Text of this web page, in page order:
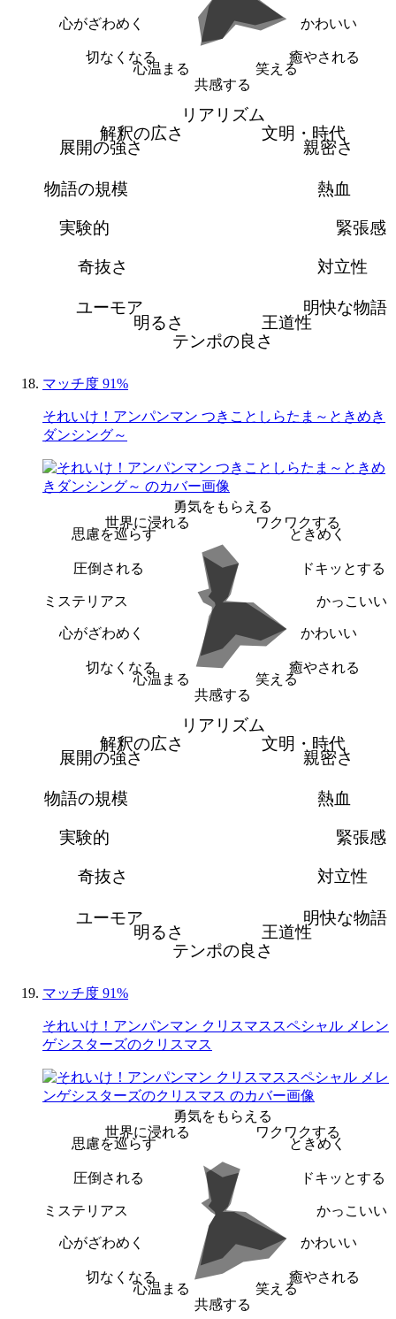
かわいい
癒やされる
笑える
共感する
心温まる
切なくなる
心がざわめく
リアリズム
文明・時代
親密さ
熱血
緊張感
対立性
明快な物語
王道性
テンポの良さ
明るさ
ユーモア
奇抜さ
実験的
物語の規模
展開の強さ
解釈の広さ
マッチ度 91%
それいけ！アンパンマン つきことしらたま～ときめき
ダンシング～
勇気をもらえる
ワクワクする
ときめく
ドキッとする
かっこいい
かわいい
癒やされる
笑える
共感する
心温まる
切なくなる
心がざわめく
ミステリアス
圧倒される
思慮を巡らす
世界に浸れる
リアリズム
文明・時代
親密さ
熱血
緊張感
対立性
明快な物語
王道性
テンポの良さ
明るさ
ユーモア
奇抜さ
実験的
物語の規模
展開の強さ
解釈の広さ
マッチ度 91%
それいけ！アンパンマン クリスマススペシャル メレン
ゲシスターズのクリスマス
勇気をもらえる
ワクワクする
ときめく
ドキッとする
かっこいい
かわいい
癒やされる
笑える
共感する
心温まる
切なくなる
心がざわめく
ミステリアス
圧倒される
思慮を巡らす
世界に浸れる